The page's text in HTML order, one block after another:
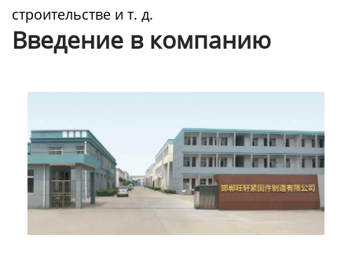
строительстве и т. д.
Введение в компанию